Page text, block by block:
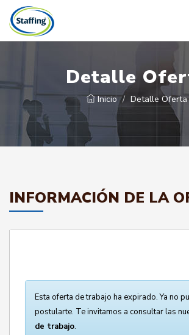
Detalle
Inicio Detalle Oferta
INFORMACIÓN DE LA
Esta oferta de trabajo ha expirado. Ya no
postularte. Te invitamos a consultar las
de trabajo.